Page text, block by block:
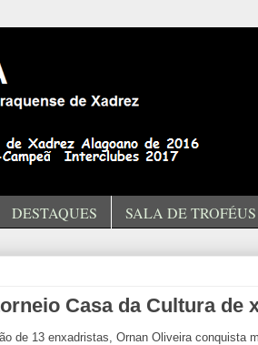
DESTAQUES SALA DE TROFÉUS
Casa da Cultura de
de 13 enxadristas, Ornan Oliveira conquista